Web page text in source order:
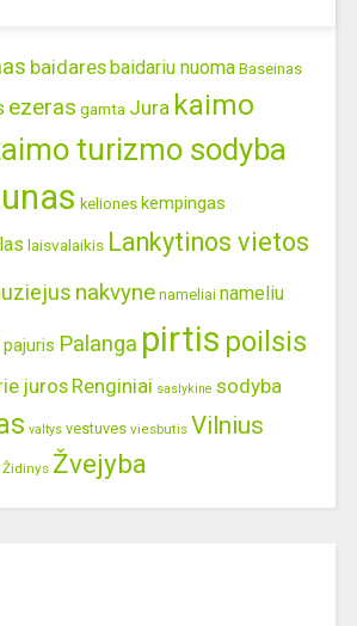
baidares baidariu nuoma Baseinas
ezeras gamta Jura kaimo
turizmo sodyba
keliones kempingas
laisvalaikis Lankytinos vietos
nakvyne nameliai nameliu
pajuris Palanga pirtis poilsis
juros Renginiai saslykine sodyba
valtys vestuves viesbutis Vilnius
Židinys Žvejyba